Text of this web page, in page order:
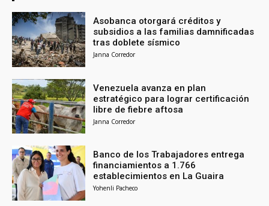
Asobanca otorgará créditos y
subsidios a las familias damnificadas
tras doblete sísmico
Janna Corredor
Venezuela avanza en plan
estratégico para lograr certificación
libre de fiebre aftosa
Janna Corredor
Banco de los Trabajadores entrega
financiamientos a 1.766
establecimientos en La Guaira
Yohenli Pacheco